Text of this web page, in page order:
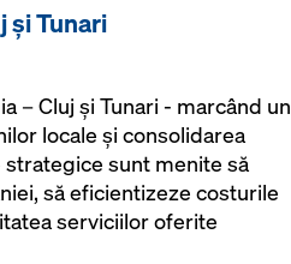
și Tunari
– Cluj și Tunari - marcând un
locale și consolidarea
sunt menite să
să eficientizeze costurile
serviciilor oferite